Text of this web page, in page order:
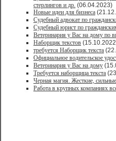
стерлингов и др. (06.04.2023)
Новые идеи для бизнеса
Судебный адвокат по
Судебный юрист по
Ветеринария у Вас на дому по
Наборщик текстов
требуется Наборщик текста
Официальное водительское
Ветеринария у Вас на дому
Требуется наборщица текста
Черная магия. Жесткие,
Работа в крупных компаниях